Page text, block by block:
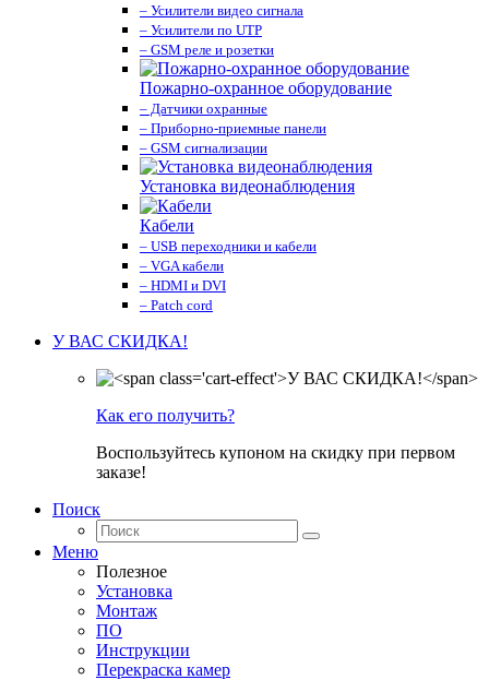
– Усилители видео сигнала
– Усилители по UTP
– GSM реле и розетки
Пожарно-охранное оборудование
– Датчики охранные
– Приборно-приемные панели
– GSM сигнализации
Установка видеонаблюдения
Кабели
– USB переходники и кабели
– VGA кабели
– HDMI и DVI
– Patch cord
У ВАС СКИДКА!
Как его получить?
Воспользуйтесь купоном на скидку при первом
заказе!
Поиск
Меню
Полезное
Установка
Монтаж
ПО
Инструкции
Перекраска камер